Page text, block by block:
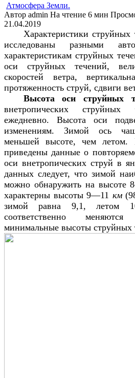
Атмосфера Земли.
Автор admin На чтение 6 мин
21.04.2019
Характеристики
исследованы разными
характеристикам струйных
оси струйных течений,
скоростей ветра,
протяженность струй, сдвиги
Высота оси струйных
внетропических струйных
ежедневно. Высота оси
изменениям. Зимой ось
меньшей высоте, чем
приведены данные о
оси внетропических струй в
данных следует, что зимой
можно обнаружить на
характерны высоты 9—11 км
зимой равна 9,1, летом
соответственно
минимальные высоты струйных